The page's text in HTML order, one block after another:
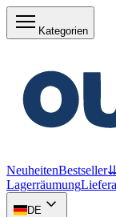
Kategorien
NeuheitenBestseller
Lagerräumung
DE